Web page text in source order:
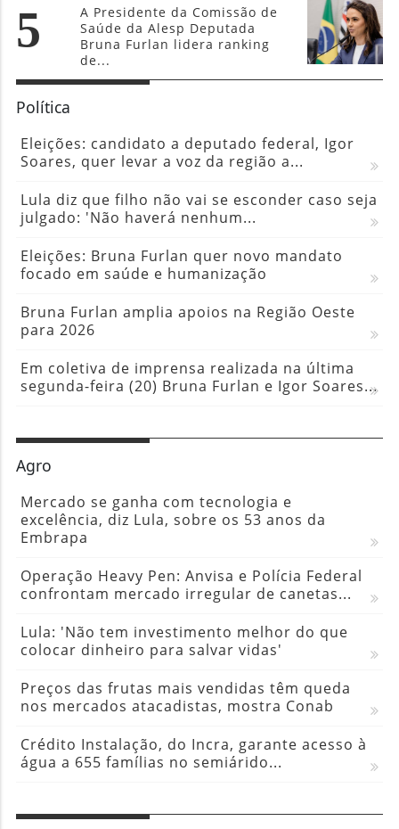
5
A Presidente da Comissão de
Saúde da Alesp Deputada
Bruna Furlan lidera ranking
de...
Política
Eleições: candidato a deputado federal, Igor
Soares, quer levar a voz da região a...
Lula diz que filho não vai se esconder caso seja
julgado: 'Não haverá nenhum...
Eleições: Bruna Furlan quer novo mandato
focado em saúde e humanização
Bruna Furlan amplia apoios na Região Oeste
para 2026
Em coletiva de imprensa realizada na última
segunda-feira (20) Bruna Furlan e Igor Soares...
Agro
Mercado se ganha com tecnologia e
excelência, diz Lula, sobre os 53 anos da
Embrapa
Operação Heavy Pen: Anvisa e Polícia Federal
confrontam mercado irregular de canetas...
Lula: 'Não tem investimento melhor do que
colocar dinheiro para salvar vidas'
Preços das frutas mais vendidas têm queda
nos mercados atacadistas, mostra Conab
Crédito Instalação, do Incra, garante acesso à
água a 655 famílias no semiárido...